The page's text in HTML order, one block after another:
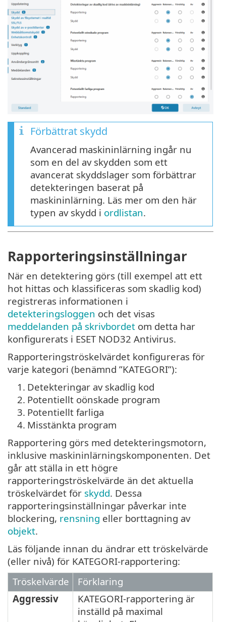
Förbättrat skydd
Avancerad maskininlärning ingår nu
som en del av skydden som ett
avancerat skyddslager som förbättrar
detekteringen baserat på
maskininlärning. Läs mer om den här
typen av skydd i ordlistan.
Rapporteringsinställningar
När en detektering görs (till exempel att ett
hot hittas och klassificeras som skadlig kod)
registreras informationen i
detekteringsloggen och det visas
meddelanden på skrivbordet om detta har
konfigurerats i ESET NOD32 Antivirus.
Rapporteringströskelvärdet konfigureras för
varje kategori (benämnd ”KATEGORI”):
1. Detekteringar av skadlig kod
2. Potentiellt oönskade program
3. Potentiellt farliga
4. Misstänkta program
Rapportering görs med detekteringsmotorn,
inklusive maskininlärningskomponenten. Det
går att ställa in ett högre
rapporteringströskelvärde än det aktuella
tröskelvärdet för skydd. Dessa
rapporteringsinställningar påverkar inte
blockering, rensning eller borttagning av
objekt.
Läs följande innan du ändrar ett tröskelvärde
(eller nivå) för KATEGORI-rapportering:
Tröskelvärde
Förklaring
Aggressiv
KATEGORI-rapportering är
inställd på maximal